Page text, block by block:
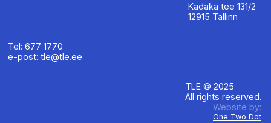
Kadaka tee 131/2
12915 Tallinn
Tel: 677 1770
e-post: tle@tle.ee
TLE © 2025
All rights reserved.
Website by:
One Two Dot